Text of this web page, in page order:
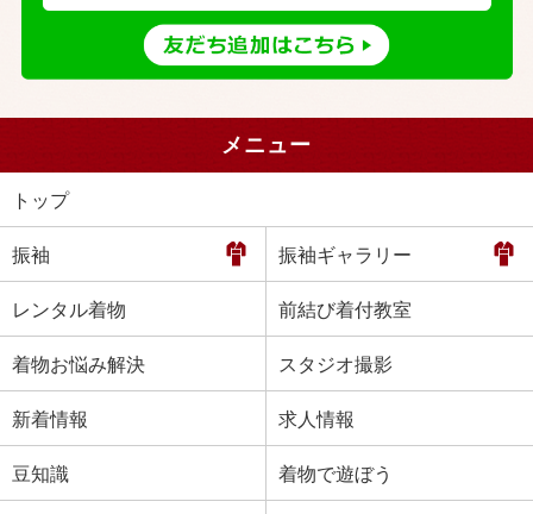
メニュー
トップ
振袖 振袖ギャラリー
レンタル着物 前結び着付教室
着物お悩み解決 スタジオ撮影
新着情報 求人情報
豆知識 着物で遊ぼう